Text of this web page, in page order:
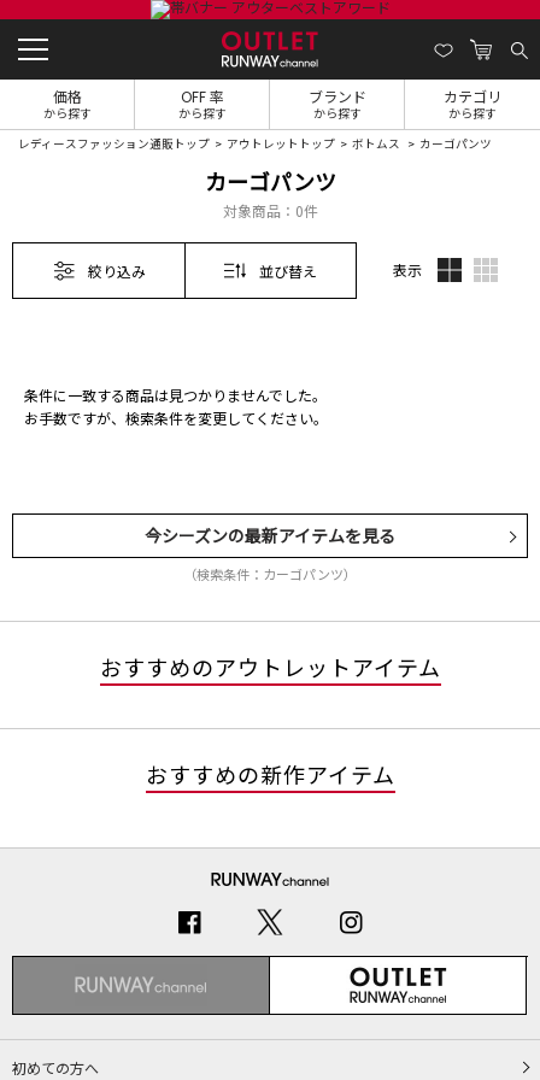
価格
から探す
OFF 率
から探す
ブランド
から探す
カテゴリ
から探す
レディースファッション通販トップ アウトレットトップ ボトムス カーゴパンツ
カーゴパンツ
対象商品： 0件
絞り込み 並び替え 表示
条件に一致する商品は見つかりませんでした。
お手数ですが、検索条件を変更してください。
今シーズンの最新アイテムを見る
（検索条件：カーゴパンツ）
おすすめのアウトレットアイテム
おすすめの新作アイテム
初めての方へ